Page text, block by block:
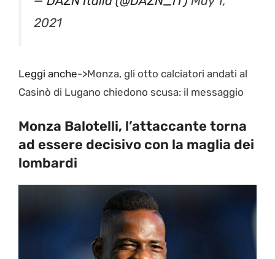
2021
Leggi anche->Monza, gli otto calciatori andati al
Casinò di Lugano chiedono scusa: il messaggio
Monza Balotelli, l’attaccante torna
ad essere decisivo con la maglia dei
lombardi